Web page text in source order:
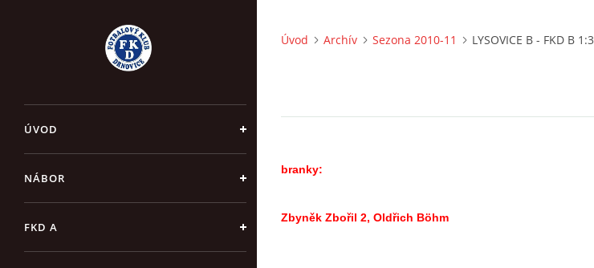
ÚVOD
NÁBOR
FKD A
Úvod Archív Sezona 2010-11 LYSOVICE B - FKD B 1:3
branky:
Zbyněk Zbořil 2, Oldřich Böhm